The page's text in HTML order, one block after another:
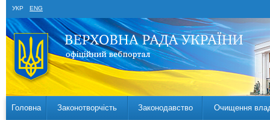
УКР ENG
Головна Законотворчість Законодавство Очищення